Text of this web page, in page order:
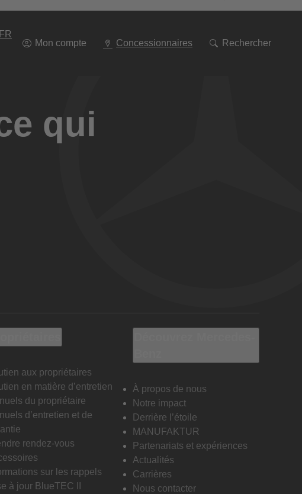
FR
Mon compte
Concessionnaires Rechercher
à
qui
aux propriétaires
en matière d’entretien
du propriétaire
d’entretien et de
rendez-vous
sur les rappels
à jour BlueTEC II
À propos de nous
Notre impact
Derrière l’étoile
MANUFAKTUR
Partenariats et expériences
Actualités
Carrières
Nous contacter